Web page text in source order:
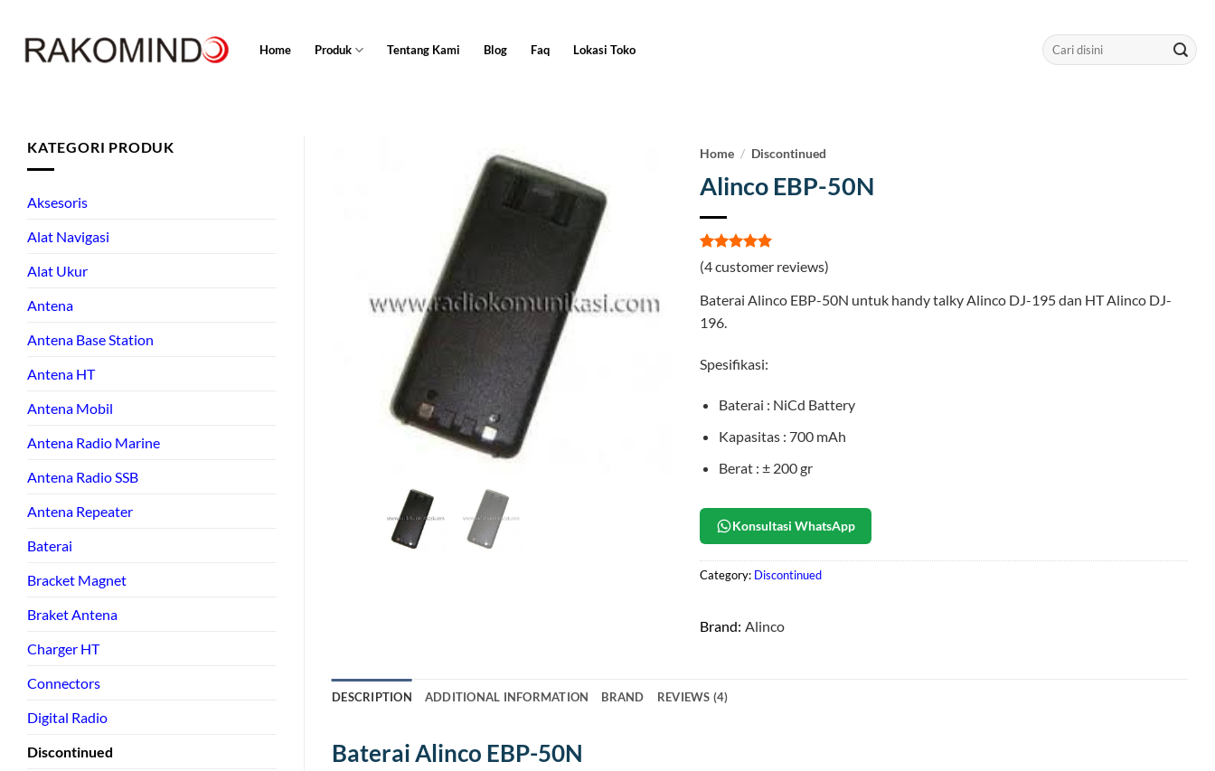
content
Home Produk Tentang Kami Blog Faq Lokasi Toko
Search
for:
KATEGORI PRODUK
Aksesoris
Alat Navigasi
Alat Ukur
Antena
Antena Base Station
Antena HT
Antena Mobil
Antena Radio Marine
Antena Radio SSB
Antena Repeater
Baterai
Bracket Magnet
Braket Antena
Charger HT
Connectors
Digital Radio
Discontinued
Home / Discontinued
Alinco EBP-50N
Rated5
out of 5
4
customer
ratings
(4customer reviews)
Baterai Alinco EBP-50N untuk handy talky Alinco DJ-195 dan HT Alinco DJ-
196.
Spesifikasi:
Baterai : NiCd Battery
Kapasitas : 700 mAh
Berat : ± 200 gr
Konsultasi WhatsApp
Category: Discontinued
Brand: Alinco
DESCRIPTION ADDITIONAL INFORMATION BRAND REVIEWS (4)
Baterai Alinco EBP-50N